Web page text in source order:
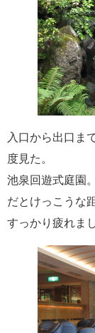
入口から出口ま
度見た。
池泉回遊式庭園
だとけっこう
すっかり疲れま